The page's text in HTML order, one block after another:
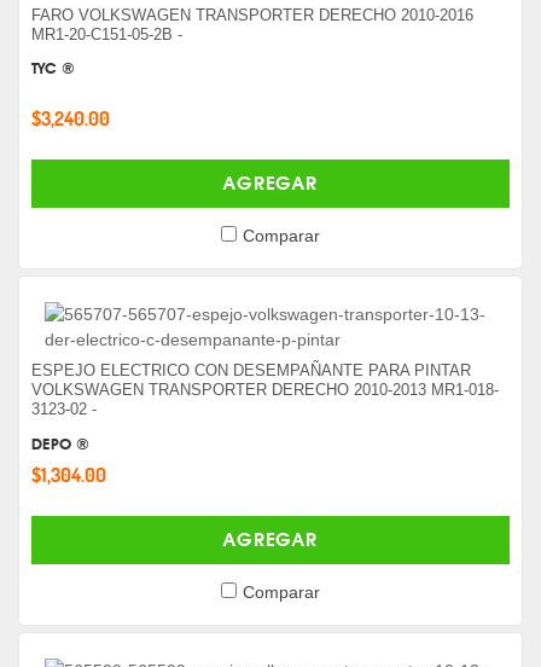
FARO VOLKSWAGEN TRANSPORTER DERECHO 2010-2016
MR1-20-C151-05-2B -
TYC ®
$3,240.00
AGREGAR
Comparar
ESPEJO ELECTRICO CON DESEMPAÑANTE PARA PINTAR
VOLKSWAGEN TRANSPORTER DERECHO 2010-2013 MR1-018-
3123-02 -
DEPO ®
$1,304.00
AGREGAR
Comparar